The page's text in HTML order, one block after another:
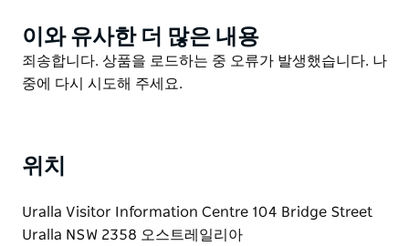
Stone)"은 석공이 사랑했던 사람을 기리기 위한 기념물입
니다.
헤리티지 워크는 관심 수준에 따라 1시간에서 2시간 정도
한 역사가 포함되어 있습니다. 헤리티지 가이드는 온라인
안내를 받을 수도 있습니다.
Product
List
이와 유사한 더 많은 내용
Product
List
죄송합니다. 상품을 로드하는 중 오류가 발생했습니다. 나
중에 다시 시도해 주세요.
위치
Uralla Visitor Information Centre 104 Bridge Street
Uralla NSW 2358 오스트레일리아